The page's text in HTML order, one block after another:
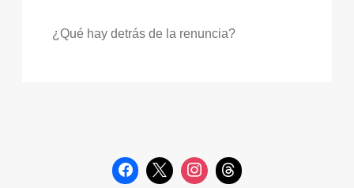
¿Qué hay detrás de la renuncia?